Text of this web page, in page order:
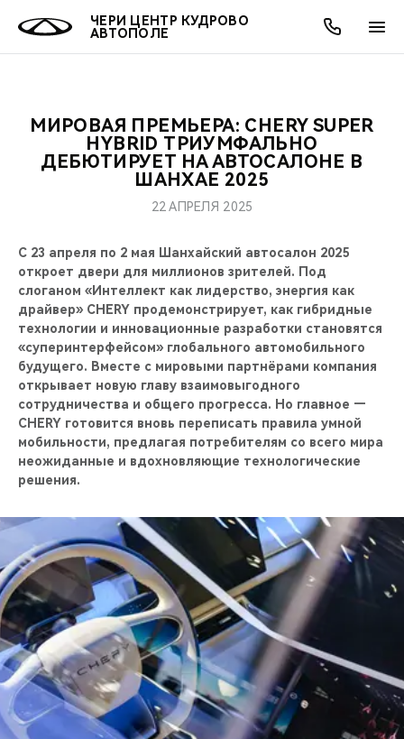
ЧЕРИ ЦЕНТР КУДРОВО
АВТОПОЛЕ
МОДЕЛИ
СЕДАНЫ
НОВИНКИ
ПОКУПАТЕЛЯМ
ВЛАДЕЛЬЦАМ
ПОДДЕРЖКА
CHERY CONNECT
МИР CHERY
CHERY В СОЦСЕТЯХ
ЛЮДИ CHERY
БЛАГОТВОРИТЕЛЬНОСТЬ
CHERY REMOTE
CHERY И СПОРТ
ВИДЕООБЗОРЫ
CHERY ДЛЯ ДЕТЕЙ
АКЦИИ
ОНЛАЙН СЕРВИСЫ
О КОМПАНИИ
МИРОВАЯ ПРЕМЬЕРА: CHERY SUPER
HYBRID ТРИУМФАЛЬНО
ДЕБЮТИРУЕТ НА АВТОСАЛОНЕ В
ШАНХАЕ 2025
22 АПРЕЛЯ 2025
С 23 апреля по 2 мая Шанхайский автосалон 2025
откроет двери для миллионов зрителей. Под
слоганом «Интеллект как лидерство, энергия как
драйвер» CHERY продемонстрирует, как гибридные
технологии и инновационные разработки становятся
«суперинтерфейсом» глобального автомобильного
будущего. Вместе с мировыми партнёрами компания
открывает новую главу взаимовыгодного
сотрудничества и общего прогресса. Но главное —
CHERY готовится вновь переписать правила умной
мобильности, предлагая потребителям со всего мира
неожиданные и вдохновляющие технологические
решения.